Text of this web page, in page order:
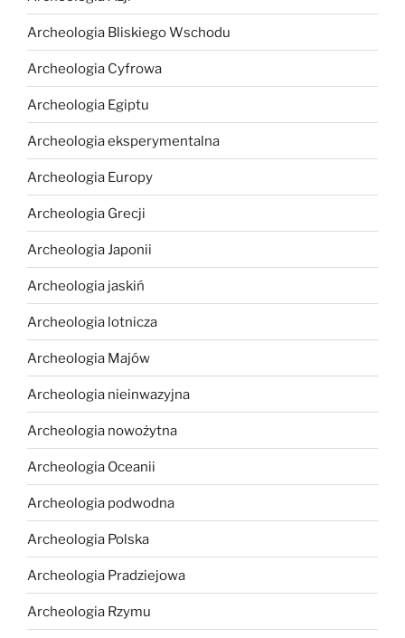
Archeologia Bliskiego Wschodu
Archeologia Cyfrowa
Archeologia Egiptu
Archeologia eksperymentalna
Archeologia Europy
Archeologia Grecji
Archeologia Japonii
Archeologia jaskiń
Archeologia lotnicza
Archeologia Majów
Archeologia nieinwazyjna
Archeologia nowożytna
Archeologia Oceanii
Archeologia podwodna
Archeologia Polska
Archeologia Pradziejowa
Archeologia Rzymu